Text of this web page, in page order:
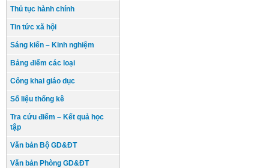
Thủ tục hành chính
Tin tức xã hội
Sáng kiến – Kinh nghiệm
Bảng điểm các loại
Công khai giáo dục
Số liệu thống kê
Tra cứu điểm – Kết quả học
tập
Văn bản Bộ GD&ĐT
Văn bản Phòng GD&ĐT